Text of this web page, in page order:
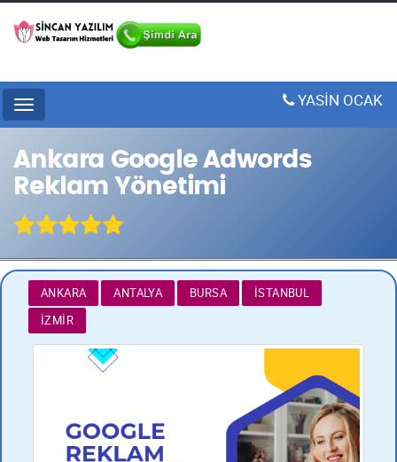
Menu YASİN OCAK
Ankara Google Adwords
Reklam Yönetimi
ANKARA ANTALYA BURSA
İSTANBUL
İZMIR